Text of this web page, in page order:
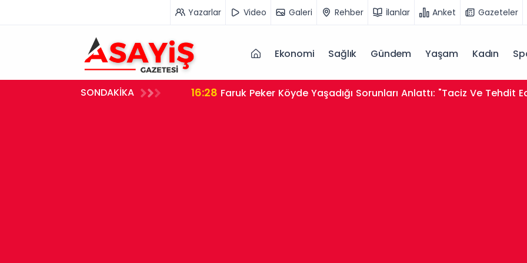
Yazarlar Video Galeri Rehber İlanlar Anket Gazeteler
Ekonomi Sağlık Gündem Yaşam Kadın
SONDAKİKA 16:28 Faruk Peker Köyde Yaşadığı Sorunları Anlattı: "Taciz Ve Tehdit